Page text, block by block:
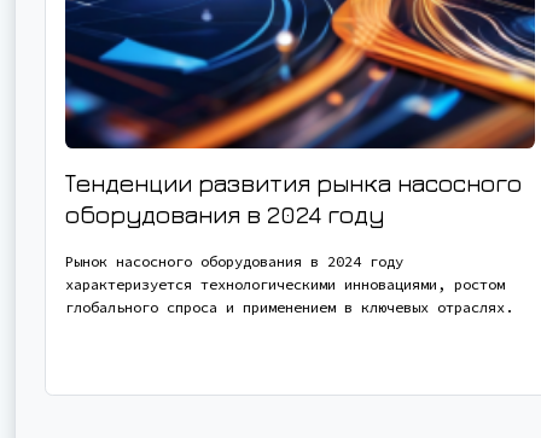
Тенденции развития рынка насосного
оборудования в 2024 году
Рынок насосного оборудования в 2024 году
характеризуется технологическими инновациями, ростом
глобального спроса и применением в ключевых отраслях.